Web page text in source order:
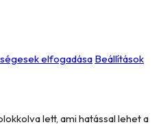
elfogadása Beállítások
lett, ami hatással lehet a